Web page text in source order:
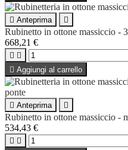
 Anteprima 
Rubinetto in ottone massiccio -
668,21 €
 
 Aggiungi al carrello
 Anteprima 
Rubinetto in ottone massiccio -
534,43 €
 